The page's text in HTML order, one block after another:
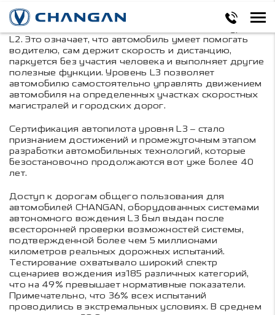
В Китае официально принято шесть уровней
автономного вождения — от L0 до L5. Ранее на
обычных машинах использовали технологии уровня
L2. Это означает, что автомобиль умеет помогать
водителю, сам держит скорость и дистанцию,
паркуется без участия человека и выполняет другие
полезные функции. Уровень L3 позволяет
автомобилю самостоятельно управлять движением
автомобиля на определенных участках скоростных
магистралей и городских дорог.
Сертификация автопилота уровня L3 – стало
признанием достижений и промежуточным этапом
разработки автомобильных технологий, которые
безостановочно продолжаются вот уже более 40
лет.
Доступ к дорогам общего пользования для
автомобилей CHANGAN, оборудованных системами
автономного вождения L3 был выдан после
всесторонней проверки возможностей системы,
подтвержденной более чем 5 миллионами
километров реальных дорожных испытаний.
Тестирование охватывало широкий спектр
сценариев вождения из185 различных категорий,
что на 49% превышает нормативные показатели.
Примечательно, что 36% всех испытаний
проводились в экстремальных условиях. В среднем